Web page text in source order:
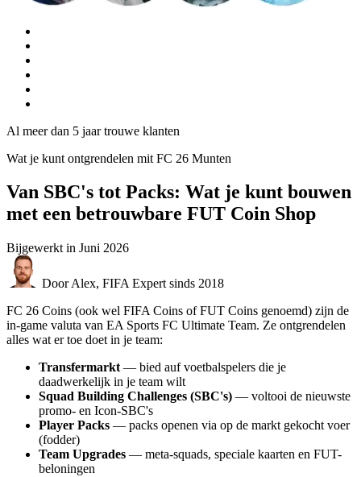
Al meer dan 5 jaar trouwe klanten
Wat je kunt ontgrendelen mit FC 26 Munten
Van SBC's tot Packs: Wat je kunt bouwen
met een betrouwbare FUT Coin Shop
Bijgewerkt in Juni 2026
Door Alex, FIFA Expert sinds 2018
FC 26 Coins (ook wel FIFA Coins of FUT Coins genoemd) zijn de
in-game valuta van EA Sports FC Ultimate Team. Ze ontgrendelen
alles wat er toe doet in je team:
Transfermarkt — bied auf voetbalspelers die je
daadwerkelijk in je team wilt
Squad Building Challenges (SBC's) — voltooi de nieuwste
promo- en Icon-SBC's
Player Packs — packs openen via op de markt gekocht voer
(fodder)
Team Upgrades — meta-squads, speciale kaarten en FUT-
beloningen